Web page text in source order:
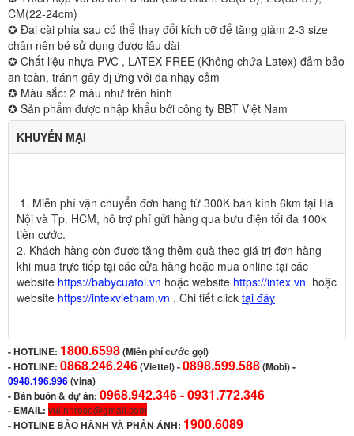
CM(22-24cm)
✪ Đai cài phía sau có thể thay đổi kích cỡ để tăng giảm 2-3 size
chân nên bé sử dụng được lâu dài
✪ Chất liệu nhựa PVC , LATEX FREE (Không chứa Latex) đảm bảo
an toàn, tránh gây dị ứng với da nhạy cảm
✪ Màu sắc: 2 màu như trên hình
✪ Sản phẩm được nhập khẩu bởi công ty BBT Việt Nam
KHUYẾN MẠI
1. Miễn phí vận chuyển đơn hàng từ 300K bán kính 6km tại Hà
Nội và Tp. HCM, hỗ trợ phí gửi hàng qua bưu điện tối đa 100k
tiền cước.
2. Khách hàng còn được tặng thêm quà theo giá trị đơn hàng
khi mua trực tiếp tại các cửa hàng hoặc mua online tại các
website https://babycuatoi.vn hoặc website https://intex.vn hoặc
website https://intexvietnam.vn . Chi tiết click tại đây
-HOTLINE: 1800.6598(Miễn phí cước gọi)
- HOTLINE: 0868.246.246(Viettel)-0898.599.588(Mobi) -
0948.196.996(vina)
- Bán buôn & dự án: 0968.942.346 -0931.772.346
- EMAIL: vulinhrose@gmail.com
-HOTLINE BẢO HÀNH VÀ PHẢN ÁNH: 1900.6089